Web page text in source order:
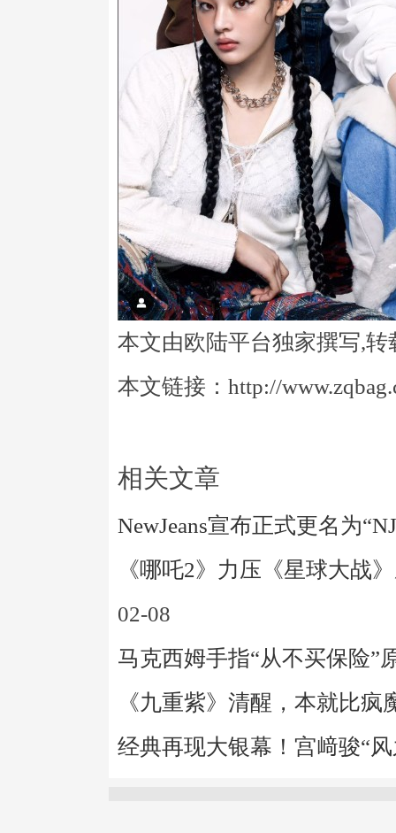
本文由欧陆平台独家撰写,转
本文链接：http://
相关文章
NewJeans宣布正式更名为
《哪吒2》力压《星球大战
02-08
马克西姆手指“从不买保险”
《九重紫》清醒，本就比
经典再现大银幕！宫﨑骏“